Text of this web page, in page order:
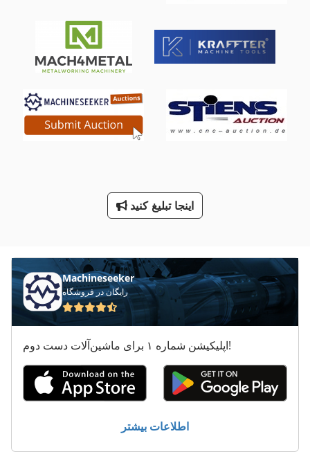
Tb 13 5 E
Tielburger Tk 18
Tnl 12
Tos Wh 10 Nc
اینجا تبلیغ کنید
Machineseeker
رایگان در فروشگاه
اپلیکیشن شماره ۱ برای ماشین‌آلات دست دوم!
اطلاعات بیشتر